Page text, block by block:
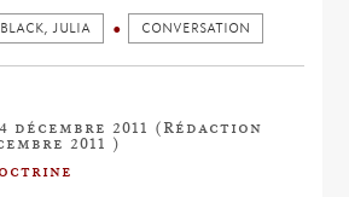
BLACK, JULIA CONVERSATION
décembre 2011 (Rédaction
2011 )